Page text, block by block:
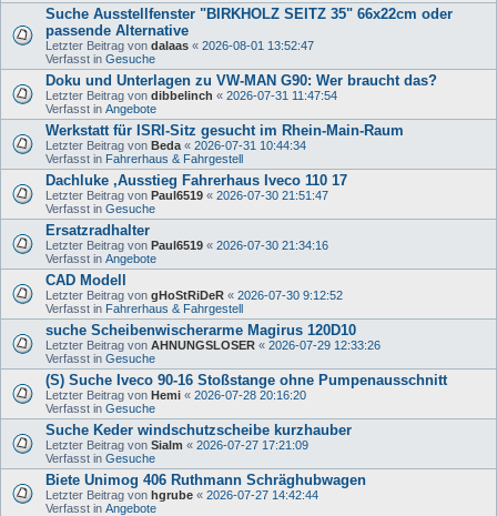
Suche Ausstellfenster "BIRKHOLZ SEITZ 35" 66x22cm oder
passende Alternative
Letzter Beitrag von dalaas « 2026-08-01 13:52:47
Verfasst in Gesuche
Doku und Unterlagen zu VW-MAN G90: Wer braucht das?
Letzter Beitrag von dibbelinch « 2026-07-31 11:47:54
Verfasst in Angebote
Werkstatt für ISRI-Sitz gesucht im Rhein-Main-Raum
Letzter Beitrag von Beda « 2026-07-31 10:44:34
Verfasst in Fahrerhaus & Fahrgestell
Dachluke ,Ausstieg Fahrerhaus Iveco 110 17
Letzter Beitrag von Paul6519 « 2026-07-30 21:51:47
Verfasst in Gesuche
Ersatzradhalter
Letzter Beitrag von Paul6519 « 2026-07-30 21:34:16
Verfasst in Angebote
CAD Modell
Letzter Beitrag von gHoStRiDeR « 2026-07-30 9:12:52
Verfasst in Fahrerhaus & Fahrgestell
suche Scheibenwischerarme Magirus 120D10
Letzter Beitrag von AHNUNGSLOSER « 2026-07-29 12:33:26
Verfasst in Gesuche
(S) Suche Iveco 90-16 Stoßstange ohne Pumpenausschnitt
Letzter Beitrag von Hemi « 2026-07-28 20:16:20
Verfasst in Gesuche
Suche Keder windschutzscheibe kurzhauber
Letzter Beitrag von Sialm « 2026-07-27 17:21:09
Verfasst in Gesuche
Biete Unimog 406 Ruthmann Schräghubwagen
Letzter Beitrag von hgrube « 2026-07-27 14:42:44
Verfasst in Angebote